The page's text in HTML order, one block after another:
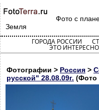
Фото с
Земля
ГОРОДА РОССИИ
ЭТО ИНТЕРЕСНО
Фотографии > Россия >
русской" 28.08.09г.